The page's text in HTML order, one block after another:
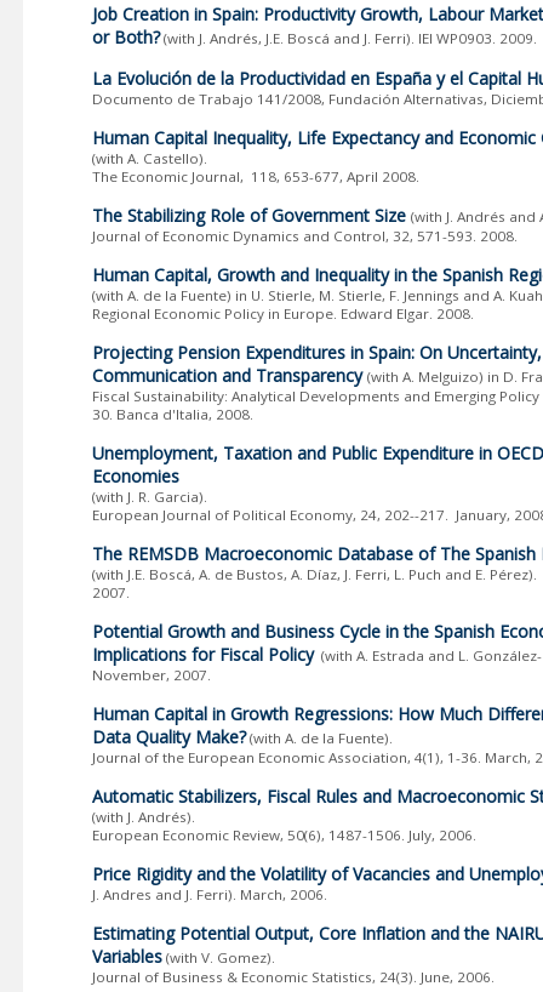
Job Creation in Spain: Productivity Growth, Labour
or Both?(with J. Andrés, J.E. Boscá and J. Ferri). IEI WP0903. 2009.
La Evolución de la Productividad en España y el Capital
Documento de Trabajo 141/2008, Fundación Alternativas,
Human Capital Inequality, Life Expectancy and Economic
(with A. Castello).
The Economic Journal, 118, 653-677, April 2008.
The Stabilizing Role of Government Size (with J. Andrés and
Journal of Economic Dynamics and Control, 32, 571-593. 2008.
Human Capital, Growth and Inequality in the Spanish
(with A. de la Fuente) in U. Stierle, M. Stierle, F. Jennings and A.
Regional Economic Policy in Europe. Edward Elgar. 2008.
Projecting Pension Expenditures in Spain: On Uncertainty,
Communication and Transparency (with A. Melguizo) in D.
Fiscal Sustainability: Analytical Developments and Emerging Policy
30. Banca d'Italia, 2008.
Unemployment, Taxation and Public Expenditure in OECD
Economies
(with J. R. Garcia).
European Journal of Political Economy, 24, 202--217. January,
The REMSDB Macroeconomic Database of The Spanish
(with J.E. Boscá, A. de Bustos, A. Díaz, J. Ferri, L. Puch and E.
2007.
Potential Growth and Business Cycle in the Spanish
Implications for Fiscal Policy(with A. Estrada and L.
November, 2007.
Human Capital in Growth Regressions: How Much
Data Quality Make?(with A. de la Fuente).
Journal of the European Economic Association, 4(1), 1-36. March,
Automatic Stabilizers, Fiscal Rules and Macroeconomic
(with J. Andrés).
European Economic Review, 50(6), 1487-1506. July, 2006.
Price Rigidity and the Volatility of Vacancies and
J. Andres and J. Ferri). March, 2006.
Estimating Potential Output, Core Inflation and the
Variables (with V. Gomez).
Journal of Business & Economic Statistics, 24(3). June, 2006.